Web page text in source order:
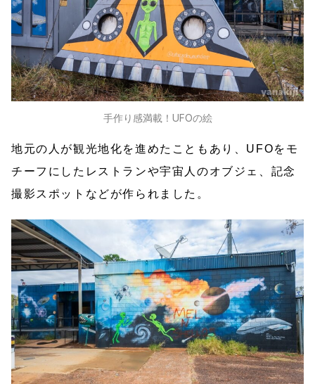
手作り感満載！UFOの絵
地元の人が観光地化を進めたこともあり、UFOをモ
チーフにしたレストランや宇宙人のオブジェ、記念
撮影スポットなどが作られました。